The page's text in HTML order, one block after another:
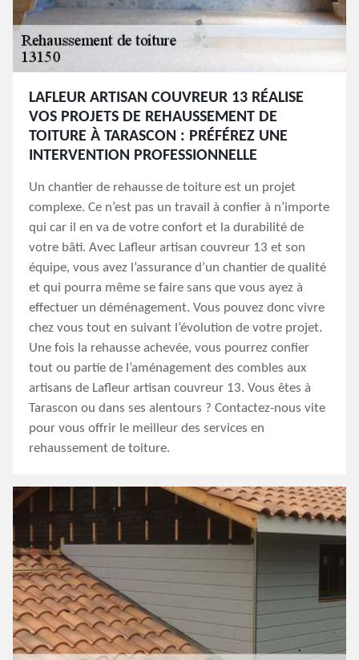
LAFLEUR ARTISAN COUVREUR 13 RÉALISE
VOS PROJETS DE REHAUSSEMENT DE
TOITURE À TARASCON : PRÉFÉREZ UNE
INTERVENTION PROFESSIONNELLE
Un chantier de rehausse de toiture est un projet
complexe. Ce n’est pas un travail à confier à n’importe
qui car il en va de votre confort et la durabilité de
votre bâti. Avec Lafleur artisan couvreur 13 et son
équipe, vous avez l’assurance d’un chantier de qualité
et qui pourra même se faire sans que vous ayez à
effectuer un déménagement. Vous pouvez donc vivre
chez vous tout en suivant l’évolution de votre projet.
Une fois la rehausse achevée, vous pourrez confier
tout ou partie de l’aménagement des combles aux
artisans de Lafleur artisan couvreur 13. Vous êtes à
Tarascon ou dans ses alentours ? Contactez-nous vite
pour vous offrir le meilleur des services en
rehaussement de toiture.